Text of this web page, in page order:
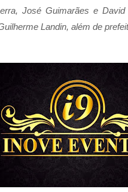
José Guimarães e
Landin, além de